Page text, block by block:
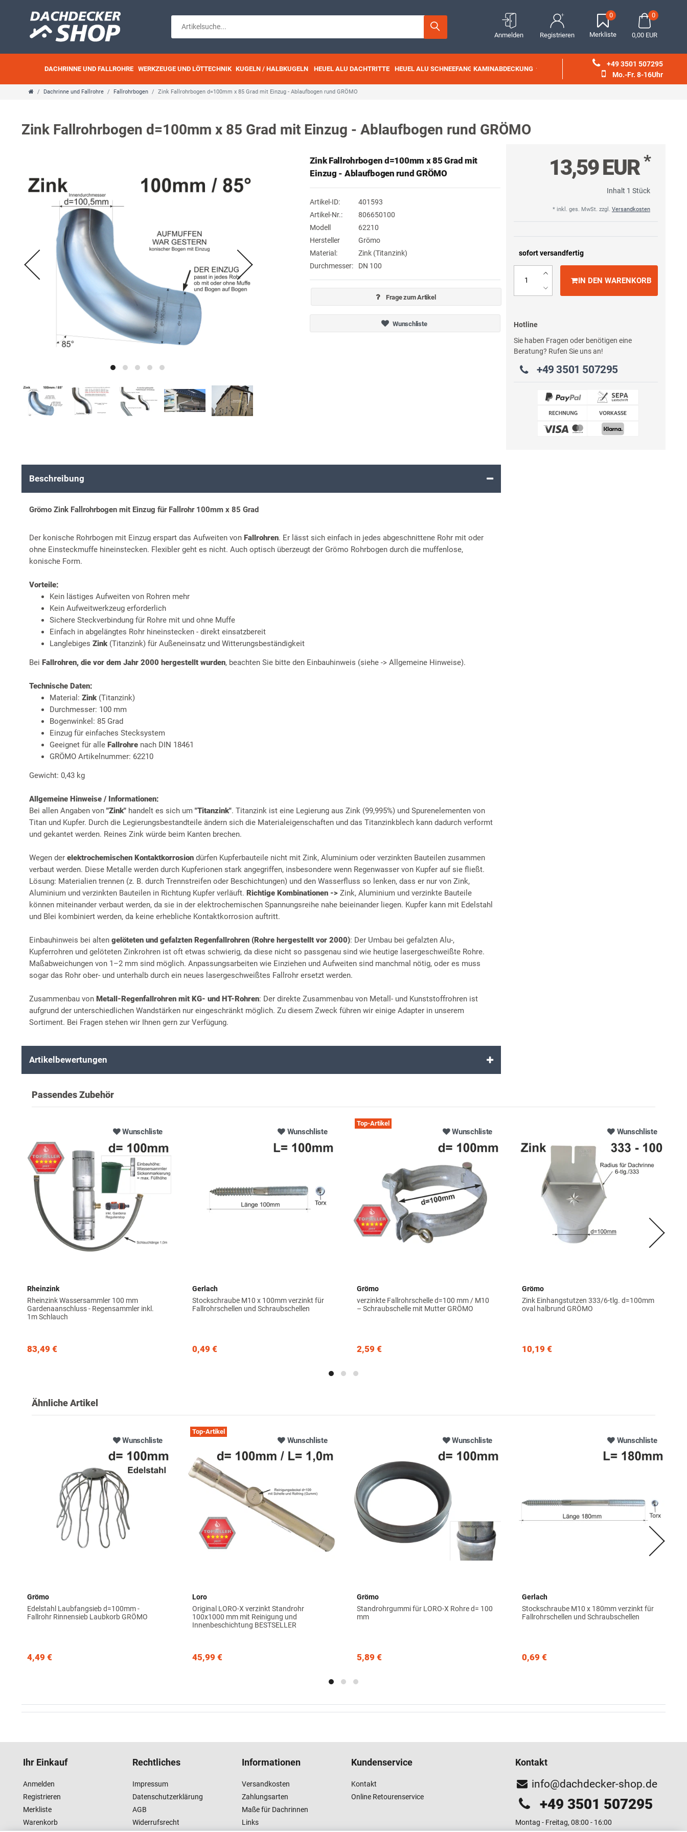
Anmelden Registrieren
0
Merkliste
0
0,00 EUR
DACHRINNE UND FALLROHRE WERKZEUGE UND LÖTTECHNIK KUGELN / HALBKUGELN HEUEL ALU DACHTRITTE HEUEL ALU SCHNEEFANG KAMINABDECKUNG
+49 3501 507295
Mo.-Fr. 8-16Uhr
Dachrinne und Fallrohre Fallrohrbogen Zink Fallrohrbogen d=100mm x 85 Grad mit Einzug - Ablaufbogen rund GRÖMO
Zink Fallrohrbogen d=100mm x 85 Grad mit Einzug - Ablaufbogen rund GRÖMO
13,59 EUR*
Inhalt 1 Stück
* inkl. ges. MwSt. zzgl. Versandkosten
sofort versandfertig
IN DEN WARENKORB
Hotline
Sie haben Fragen oder benötigen eine
Beratung? Rufen Sie uns an!
+49 3501 507295
Zink Fallrohrbogen d=100mm x 85 Grad mit
Einzug - Ablaufbogen rund GRÖMO
Artikel-ID:
401593
Artikel-Nr.:
806650100
Modell
62210
Hersteller
Grömo
Material:
Zink (Titanzink)
Durchmesser:
DN 100
Frage zum Artikel
Wunschliste
Beschreibung
Grömo Zink Fallrohrbogen mit Einzug für Fallrohr 100mm x 85 Grad
Der konische Rohrbogen mit Einzug erspart das Aufweiten von Fallrohren. Er lässt sich einfach in jedes abgeschnittene Rohr mit oder
ohne Einsteckmuffe hineinstecken. Flexibler geht es nicht. Auch optisch überzeugt der Grömo Rohrbogen durch die muffenlose,
konische Form.
Vorteile:
Kein lästiges Aufweiten von Rohren mehr
Kein Aufweitwerkzeug erforderlich
Sichere Steckverbindung für Rohre mit und ohne Muffe
Einfach in abgelängtes Rohr hineinstecken - direkt einsatzbereit
Langlebiges Zink(Titanzink) für Außeneinsatz und Witterungsbeständigkeit
Bei Fallrohren, die vor dem Jahr 2000 hergestellt wurden, beachten Sie bitte den Einbauhinweis (siehe -> Allgemeine Hinweise).
Technische Daten:
Material: Zink(Titanzink)
Durchmesser: 100 mm
Bogenwinkel: 85 Grad
Einzug für einfaches Stecksystem
Geeignet für alle Fallrohre nach DIN 18461
GRÖMO Artikelnummer: 62210
Gewicht: 0,43 kg
Allgemeine Hinweise / Informationen:
Bei allen Angaben von "Zink" handelt es sich um "Titanzink". Titanzink ist eine Legierung aus Zink (99,995%) und Spurenelementen von
Titan und Kupfer. Durch die Legierungsbestandteile ändern sich die Materialeigenschaften und das Titanzinkblech kann dadurch verformt
und gekantet werden. Reines Zink würde beim Kanten brechen.
Wegen der elektrochemischen Kontaktkorrosion dürfen Kupferbauteile nicht mit Zink, Aluminium oder verzinkten Bauteilen zusammen
verbaut werden. Diese Metalle werden durch Kupferionen stark angegriffen, insbesondere wenn Regenwasser von Kupfer auf sie fließt.
Lösung: Materialien trennen (z. B. durch Trennstreifen oder Beschichtungen) und den Wasserfluss so lenken, dass er nur von Zink,
Aluminium und verzinkten Bauteilen in Richtung Kupfer verläuft. Richtige Kombinationen -> Zink, Aluminium und verzinkte Bauteile
können miteinander verbaut werden, da sie in der elektrochemischen Spannungsreihe nahe beieinander liegen. Kupfer kann mit Edelstahl
und Blei kombiniert werden, da keine erhebliche Kontaktkorrosion auftritt.
Einbauhinweis bei alten gelöteten und gefalzten Regenfallrohren (Rohre hergestellt vor 2000): Der Umbau bei gefalzten Alu-,
Kupferrohren und gelöteten Zinkrohren ist oft etwas schwierig, da diese nicht so passgenau sind wie heutige lasergeschweißte Rohre.
Maßabweichungen von 1–2 mm sind möglich. Anpassungsarbeiten wie Einziehen und Aufweiten sind manchmal nötig, oder es muss
sogar das Rohr ober- und unterhalb durch ein neues lasergeschweißtes Fallrohr ersetzt werden.
Zusammenbau von Metall-Regenfallrohren mit KG- und HT-Rohren: Der direkte Zusammenbau von Metall- und Kunststoffrohren ist
aufgrund der unterschiedlichen Wandstärken nur eingeschränkt möglich. Zu diesem Zweck führen wir einige Adapter in unserem
Sortiment. Bei Fragen stehen wir Ihnen gern zur Verfügung.
Artikelbewertungen
Passendes Zubehör
Wunschliste
Rheinzink
Rheinzink Wassersammler 100 mm
Gardenaanschluss - Regensammler inkl.
1m Schlauch
83,49 €
Wunschliste
Gerlach
Stockschraube M10 x 100mm verzinkt für
Fallrohrschellen und Schraubschellen
0,49 €
Wunschliste
Top-Artikel
Grömo
verzinkte Fallrohrschelle d=100 mm / M10
– Schraubschelle mit Mutter GRÖMO
2,59 €
Wunschliste
Grömo
Zink Einhangstutzen 333/6-tlg. d=100mm
oval halbrund GRÖMO
10,19 €
Ähnliche Artikel
Wunschliste
Grömo
Edelstahl Laubfangsieb d=100mm -
Fallrohr Rinnensieb Laubkorb GRÖMO
4,49 €
Wunschliste
Top-Artikel
Loro
Original LORO-X verzinkt Standrohr
100x1000 mm mit Reinigung und
Innenbeschichtung BESTSELLER
45,99 €
Wunschliste
Grömo
Standrohrgummi für LORO-X Rohre d= 100
mm
5,89 €
Wunschliste
Gerlach
Stockschraube M10 x 180mm verzinkt für
Fallrohrschellen und Schraubschellen
0,69 €
Ihr Einkauf
Anmelden
Registrieren
Merkliste
Warenkorb
Rechtliches
Impressum
Datenschutzerklärung
AGB
Widerrufsrecht
Informationen
Versandkosten
Zahlungsarten
Maße für Dachrinnen
Links
Kundenservice
Kontakt
Online Retourenservice
Kontakt
info@dachdecker-shop.de
+49 3501 507295
Montag - Freitag, 08:00 - 16:00